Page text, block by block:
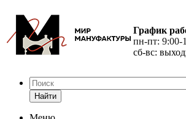
График
пн-пт: 9:00-
сб-вс:
Найти